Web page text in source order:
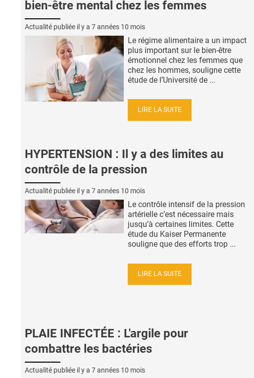
bien-être mental chez les femmes
Actualité publiée il y a 7 années 10 mois
Le régime alimentaire a un impact
plus important sur le bien-être
émotionnel chez les femmes que
chez les hommes, souligne cette
étude de l’Université de ...
LIRE LA SUITE
HYPERTENSION : Il y a des limites au
contrôle de la pression
Actualité publiée il y a 7 années 10 mois
Le contrôle intensif de la pression
artérielle c’est nécessaire mais
jusqu’à certaines limites. Cette
étude du Kaiser Permanente
souligne que des efforts trop ...
LIRE LA SUITE
PLAIE INFECTÉE : L'argile pour
combattre les bactéries
Actualité publiée il y a 7 années 10 mois